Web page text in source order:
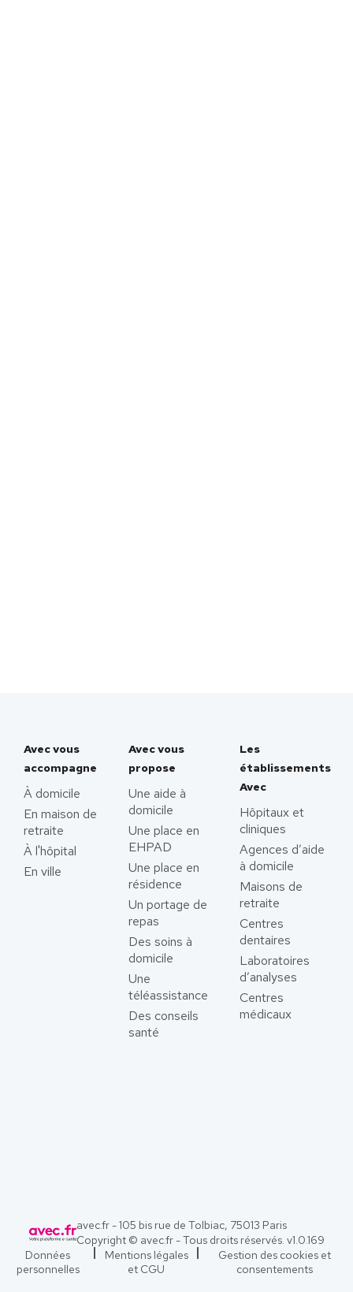
Avec vous
accompagne
À domicile
En maison de
retraite
À l'hôpital
En ville
Avec vous
propose
Une aide à
domicile
Une place en
EHPAD
Une place en
résidence
Un portage de
repas
Des soins à
domicile
Une
téléassistance
Des conseils
santé
Les
établissements
Avec
Hôpitaux et
cliniques
Agences d’aide
à domicile
Maisons de
retraite
Centres
dentaires
Laboratoires
d’analyses
Centres
médicaux
avec.fr - 105 bis rue de Tolbiac, 75013 Paris
Copyright © avec.fr - Tous droits réservés. v1.0.169
Données
personnelles
Mentions légales
et CGU
Gestion des cookies et
consentements